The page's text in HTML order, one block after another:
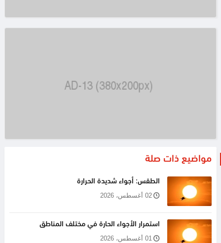
مواضيع ذات صلة
الطقس: أجواء شديدة الحرارة
02 أغسطس، 2026
استمرار الأجواء الحارة في مختلف المناطق
01 أغسطس، 2026